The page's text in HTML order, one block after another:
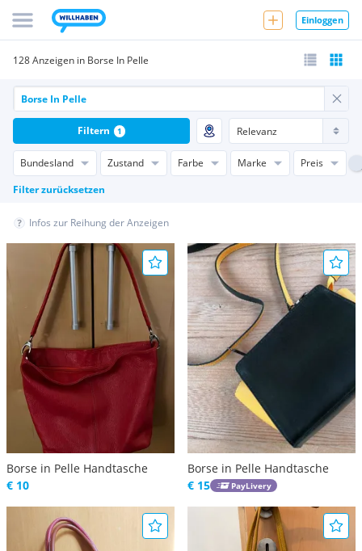
Einloggen
128 Anzeigen in Borse In Pelle
Bundesland Zustand Farbe Marke
Preis
Filter zurücksetzen
Filtern 1
Infos zur Reihung der Anzeigen
Borse in Pelle Handtasche
€ 10
Borse in Pelle Handtasche
€ 15
PayLivery